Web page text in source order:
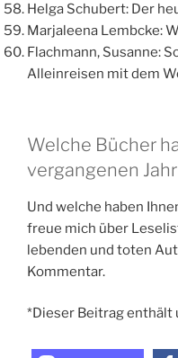
Helga Schubert: Der
Marjaleena Lembcke:
Flachmann, Susanne:
Alleinreisen mit dem
Welche Bücher
vergangenen
Und welche haben
freue mich über
lebenden und toten
Kommentar.
*Dieser Beitrag enthält